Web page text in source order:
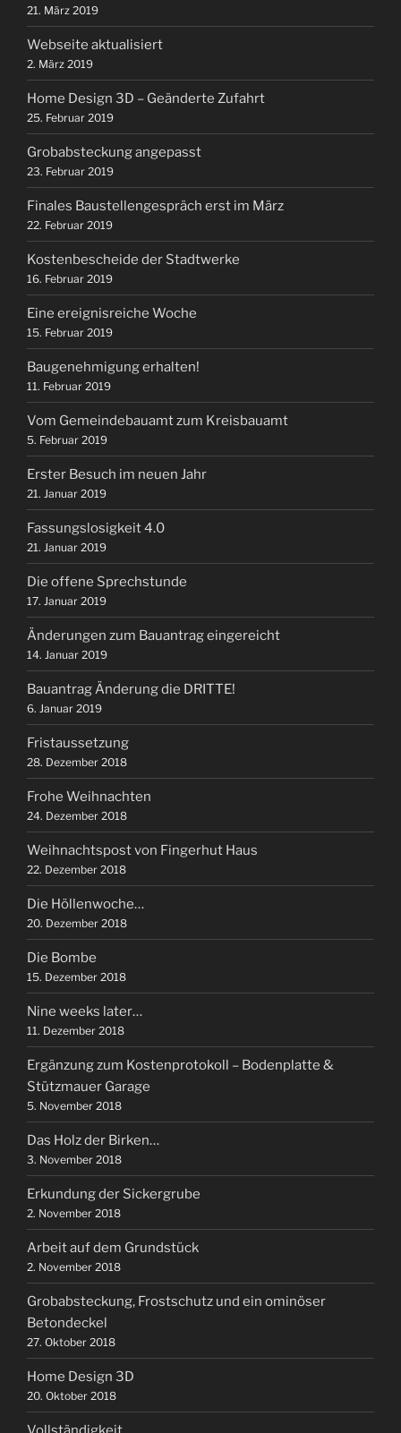
21. März 2019
Webseite aktualisiert
2. März 2019
Home Design 3D – Geänderte Zufahrt
25. Februar 2019
Grobabsteckung angepasst
23. Februar 2019
Finales Baustellengespräch erst im März
22. Februar 2019
Kostenbescheide der Stadtwerke
16. Februar 2019
Eine ereignisreiche Woche
15. Februar 2019
Baugenehmigung erhalten!
11. Februar 2019
Vom Gemeindebauamt zum Kreisbauamt
5. Februar 2019
Erster Besuch im neuen Jahr
21. Januar 2019
Fassungslosigkeit 4.0
21. Januar 2019
Die offene Sprechstunde
17. Januar 2019
Änderungen zum Bauantrag eingereicht
14. Januar 2019
Bauantrag Änderung die DRITTE!
6. Januar 2019
Fristaussetzung
28. Dezember 2018
Frohe Weihnachten
24. Dezember 2018
Weihnachtspost von Fingerhut Haus
22. Dezember 2018
Die Höllenwoche…
20. Dezember 2018
Die Bombe
15. Dezember 2018
Nine weeks later…
11. Dezember 2018
Ergänzung zum Kostenprotokoll – Bodenplatte &
Stützmauer Garage
5. November 2018
Das Holz der Birken…
3. November 2018
Erkundung der Sickergrube
2. November 2018
Arbeit auf dem Grundstück
2. November 2018
Grobabsteckung, Frostschutz und ein ominöser
Betondeckel
27. Oktober 2018
Home Design 3D
20. Oktober 2018